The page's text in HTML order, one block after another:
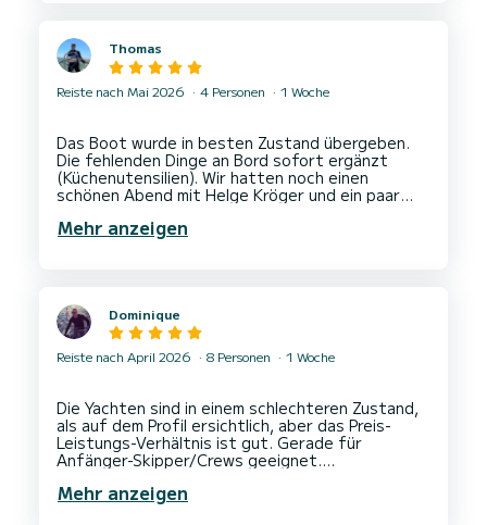
Bootsverleih uneingeschränkt weiterempfehlen.
Thomas
Reiste nach Mai 2026 4 Personen 1 Woche
Das Boot wurde in besten Zustand übergeben.
Die fehlenden Dinge an Bord sofort ergänzt
(Küchenutensilien). Wir hatten noch einen
schönen Abend mit Helge Kröger und ein paar
bevor es los ging :-) Ein sehr nettes,
zuvorkommendes Team. Der Törn war Mega und
Mehr anzeigen
Dominique
Reiste nach April 2026 8 Personen 1 Woche
Die Yachten sind in einem schlechteren Zustand,
als auf dem Profil ersichtlich, aber das Preis-
Leistungs-Verhältnis ist gut. Gerade für
Anfänger-Skipper/Crews geeignet.
Dies war meine zweite Anmietung bei Starsails
Mehr anzeigen